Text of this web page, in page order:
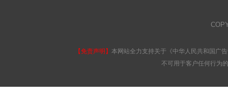
【免责声明】 本网站全力支持关于《中华人民共和国广
不可用于客户任何行为